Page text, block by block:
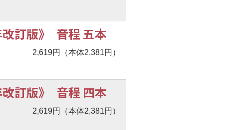
改訂版》 音程 五本
2,619円（本体2,381円）
改訂版》 音程 四本
2,619円（本体2,381円）